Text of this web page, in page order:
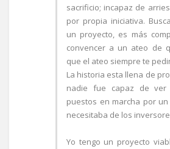
sacrificio; incapaz de
por propia iniciativa.
un proyecto, es más
convencer a un ateo de
que el ateo siempre te
La historia esta llena de
nadie fue capaz de
puestos en marcha por
necesitaba de los
Yo tengo un proyecto